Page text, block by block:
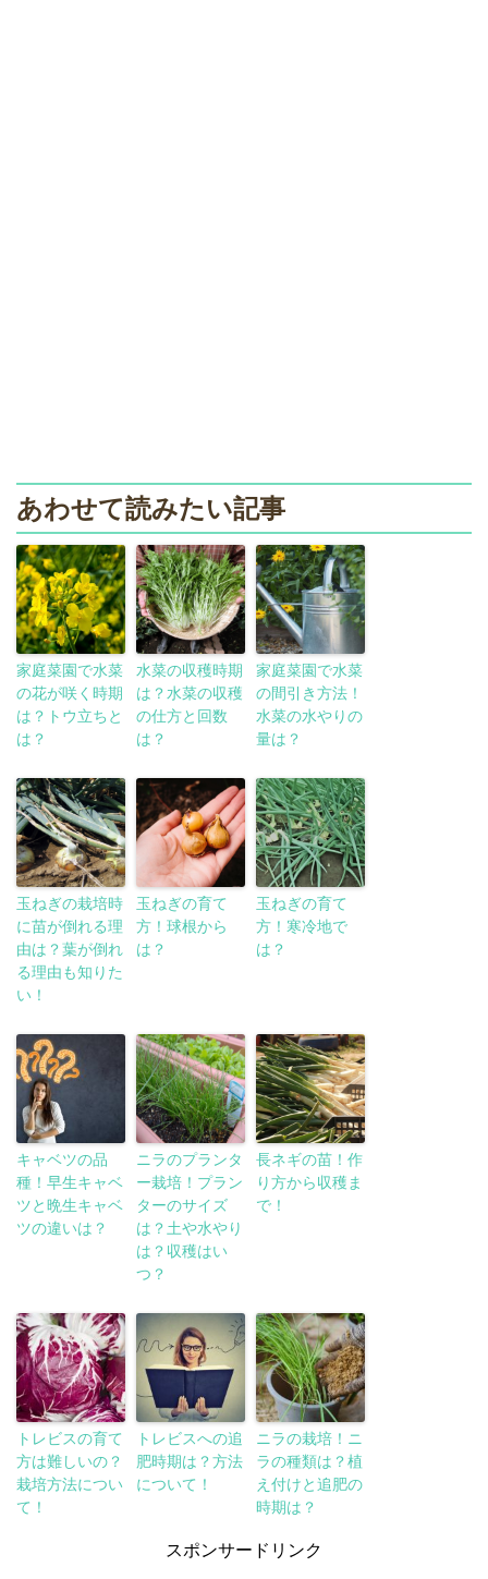
あわせて読みたい記事
家庭菜園で水菜
の花が咲く時期
は？トウ立ちと
は？
水菜の収穫時期
は？水菜の収穫
の仕方と回数
は？
家庭菜園で水菜
の間引き方法！
水菜の水やりの
量は？
玉ねぎの栽培時
に苗が倒れる理
由は？葉が倒れ
る理由も知りた
い！
玉ねぎの育て
方！球根から
は？
玉ねぎの育て
方！寒冷地で
は？
キャベツの品
種！早生キャベ
ツと晩生キャベ
ツの違いは？
ニラのプランタ
ー栽培！プラン
ターのサイズ
は？土や水やり
は？収穫はい
つ？
長ネギの苗！作
り方から収穫ま
で！
トレビスの育て
方は難しいの？
栽培方法につい
て！
トレビスへの追
肥時期は？方法
について！
ニラの栽培！ニ
ラの種類は？植
え付けと追肥の
時期は？
スポンサードリンク